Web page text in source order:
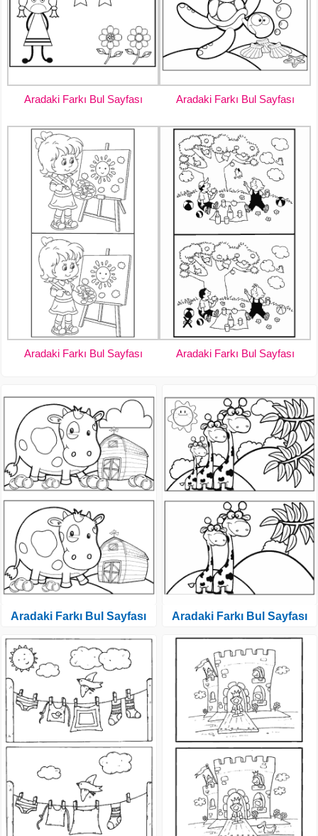
Aradaki Farkı Bul Sayfası Aradaki Farkı Bul Sayfası
Aradaki Farkı Bul Sayfası Aradaki Farkı Bul Sayfası
Aradaki Farkı Bul Sayfası Aradaki Farkı Bul Sayfası